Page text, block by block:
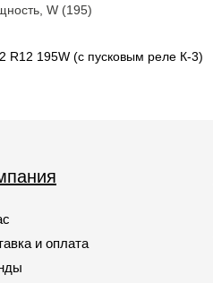
W (195)
R12 195W (с пусковым реле К-3)
и оплата